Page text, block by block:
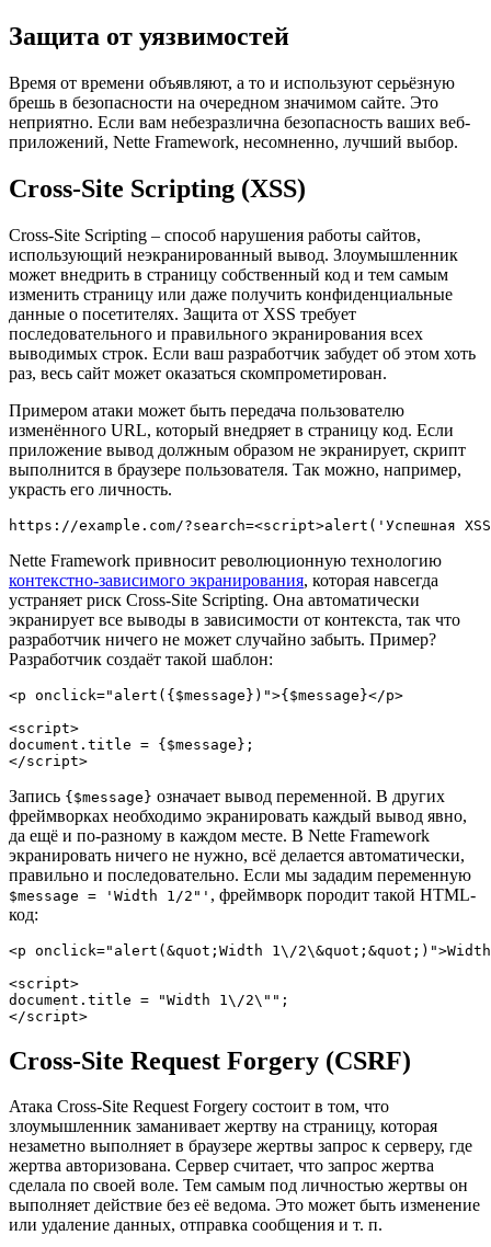
Защита от уязвимостей
Время от времени объявляют, а то и используют серьёзную
брешь в безопасности на очередном значимом сайте. Это
неприятно. Если вам небезразлична безопасность ваших веб-
приложений, Nette Framework, несомненно, лучший выбор.
Cross-Site Scripting (XSS)
Cross-Site Scripting – способ нарушения работы сайтов,
использующий неэкранированный вывод. Злоумышленник
может внедрить в страницу собственный код и тем самым
изменить страницу или даже получить конфиденциальные
данные о посетителях. Защита от XSS требует
последовательного и правильного экранирования всех
выводимых строк. Если ваш разработчик забудет об этом хоть
раз, весь сайт может оказаться скомпрометирован.
Примером атаки может быть передача пользователю
изменённого URL, который внедряет в страницу код. Если
приложение вывод должным образом не экранирует, скрипт
выполнится в браузере пользователя. Так можно, например,
украсть его личность.
Nette Framework привносит революционную технологию
контекстно-зависимого экранирования, которая навсегда
устраняет риск Cross-Site Scripting. Она автоматически
экранирует все выводы в зависимости от контекста, так что
разработчик ничего не может случайно забыть. Пример?
Разработчик создаёт такой шаблон:
<p onclick="alert({$message})">{$message}</p>
<script>
document.title = {$message};
Запись {$message} означает вывод переменной. В других
фреймворках необходимо экранировать каждый вывод явно,
да ещё и по-разному в каждом месте. В Nette Framework
экранировать ничего не нужно, всё делается автоматически,
правильно и последовательно. Если мы зададим переменную
$message = 'Width 1/2"' , фреймворк породит такой HTML-
код:
<p onclick="alert(&quot;Width 1\/
<script>
document.title = "Width 1\/2\"";
Cross-Site Request Forgery (CSRF)
Атака Cross-Site Request Forgery состоит в том, что
злоумышленник заманивает жертву на страницу, которая
незаметно выполняет в браузере жертвы запрос к серверу, где
жертва авторизована. Сервер считает, что запрос жертва
сделала по своей воле. Тем самым под личностью жертвы он
выполняет действие без её ведома. Это может быть изменение
или удаление данных, отправка сообщения и т. п.